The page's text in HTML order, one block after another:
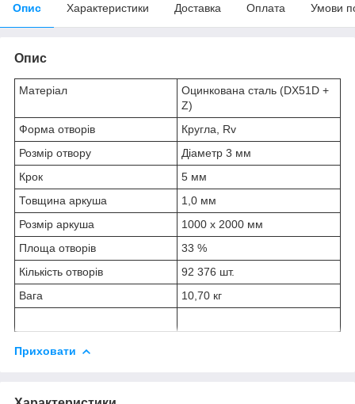
Опис Характеристики Доставка Оплата Умови
Опис
Матеріал
Оцинкована сталь (DX51D +
Z)
Форма отворів
Кругла, Rv
Розмір отвору
Діаметр 3 мм
Крок
5 мм
Товщина аркуша
1,0 мм
Розмір аркуша
1000 х 2000 мм
Площа отворів
33 %
Кількість отворів
92 376 шт.
Вага
10,70 кг
Приховати